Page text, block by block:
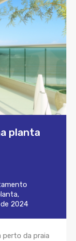
planta
,
2024
da praia